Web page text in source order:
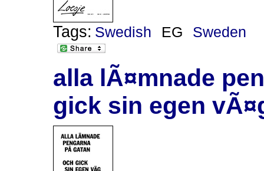
Tags: Swedish EG Sweden
alla lÃ¤mnade
gick sin egen